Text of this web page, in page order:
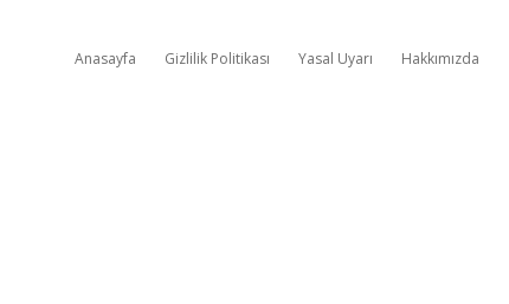
Anasayfa Gizlilik Politikası Yasal Uyarı Hakkımızda